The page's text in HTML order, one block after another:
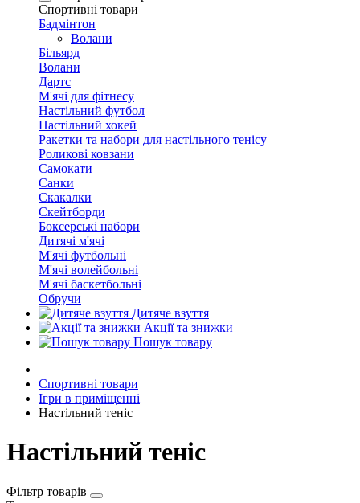
Спортивні товари
Бадмінтон
Волани
Більярд
Волани
Дартс
М'ячі для фітнесу
Настільний футбол
Настільний хокей
Ракетки та набори для настільного тенісу
Роликові ковзани
Самокати
Санки
Скакалки
Скейтборди
Боксерські набори
Дитячі м'ячі
М'ячі футбольні
М'ячі волейбольні
М'ячі баскетбольні
Обручи
Дитяче взуття
Акції та знижки
Пошук товару
Спортивні товари
Ігри в приміщенні
Настільний теніс
Настільний теніс
Фільтр товарів